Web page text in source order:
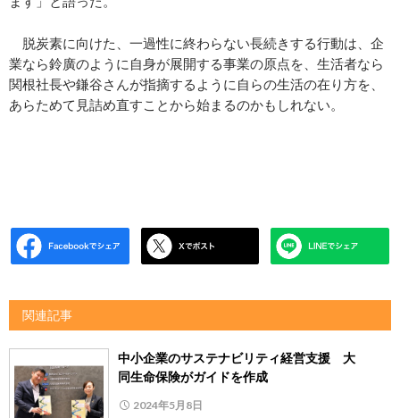
脱炭素に向けた、一過性に終わらない長続きする行動は、企
業なら鈴廣のように自身が展開する事業の原点を、生活者なら
関根社長や鎌谷さんが指摘するように自らの生活の在り方を、
あらためて見詰め直すことから始まるのかもしれない。
関連記事
中小企業のサステナビリティ経営支援 大
同生命保険がガイドを作成
2024年5月8日